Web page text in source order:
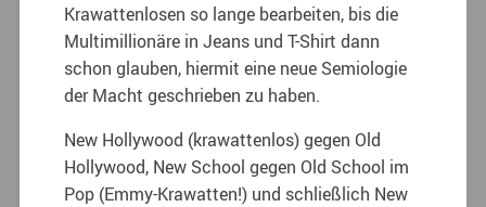
Krawattenlosen so lange bearbeiten, bis die
Multimillionäre in Jeans und T-Shirt dann
schon glauben, hiermit eine neue Semiologie
der Macht geschrieben zu haben.
New Hollywood (krawattenlos) gegen Old
Hollywood, New School gegen Old School im
Pop (Emmy-Krawatten!) und schließlich New